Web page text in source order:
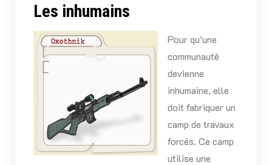
Les inhumains
Pour qu’une
communauté
devienne
inhumaine, elle
doit fabriquer un
camp de travaux
forcés. Ce camp
utilise une